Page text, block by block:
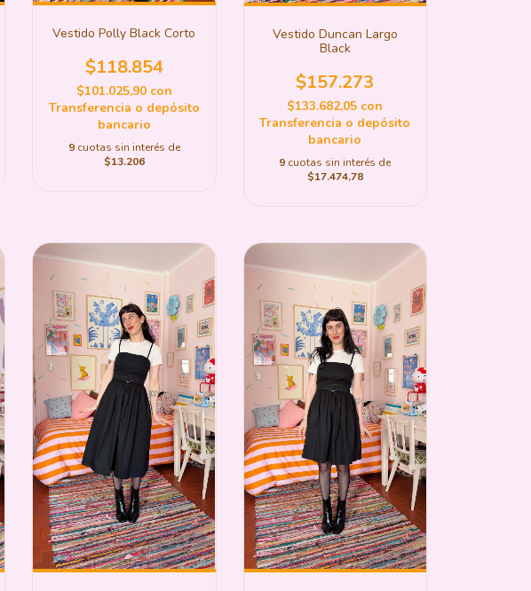
Vestido Polly Black Corto
$118.854
$101.025,90 con
Transferencia o depósito
bancario
9 cuotas sin interés de
$13.206
Vestido Duncan Largo
Black
$157.273
$133.682,05 con
Transferencia o depósito
bancario
9 cuotas sin interés de
$17.474,78